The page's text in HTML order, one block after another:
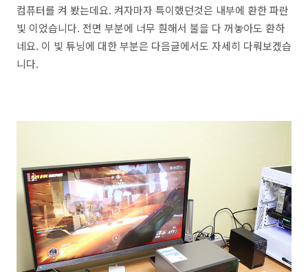
컴퓨터를 켜 봤는데요. 켜자마자 특이했던것은 내부에 환한 파란
빛 이었습니다. 전면 부분에 너무 훤해서 불을 다 꺼놓아도 환하
네요. 이 빛 튜닝에 대한 부분은 다음글에서도 자세히 다뤄보겠습
니다.